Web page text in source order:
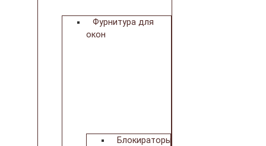
Фурнитура для
окон
Блокираторы